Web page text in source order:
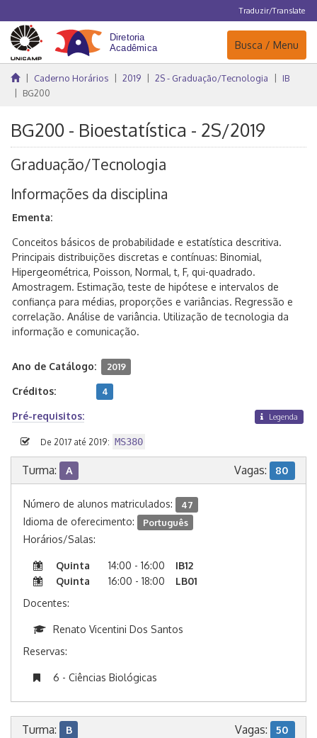
Traduzir/Translate
Navegação
Busca / Menu
Caderno Horários 2019 2S - Graduação/Tecnologia
IB
BG200
BG200 - Bioestatística - 2S/2019
Graduação/Tecnologia
Informações da disciplina
Ementa:
Conceitos básicos de probabilidade e estatística descritiva.
Principais distribuições discretas e contínuas: Binomial,
Hipergeométrica, Poisson, Normal, t, F, qui-quadrado.
Amostragem. Estimação, teste de hipótese e intervalos de
confiança para médias, proporções e variâncias. Regressão e
correlação. Análise de variância. Utilização de tecnologia da
informação e comunicação.
Ano de Catálogo: 2019
Créditos: 4
Pré-requisitos: Legenda
De 2017 até 2019: MS380
Turma: A Vagas: 80
Número de alunos matriculados: 47
Idioma de oferecimento: Português
Horários/Salas:
Quinta 14:00 - 16:00
IB12
Quinta
16:00 - 18:00
LB01
Docentes:
Renato Vicentini Dos Santos
Reservas:
6 - Ciências Biológicas
Turma: B Vagas: 50